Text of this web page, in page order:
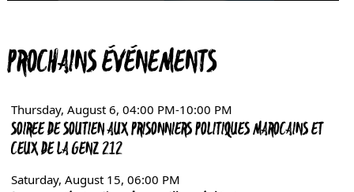
PROCHAINS ÉVÉNEMENTS